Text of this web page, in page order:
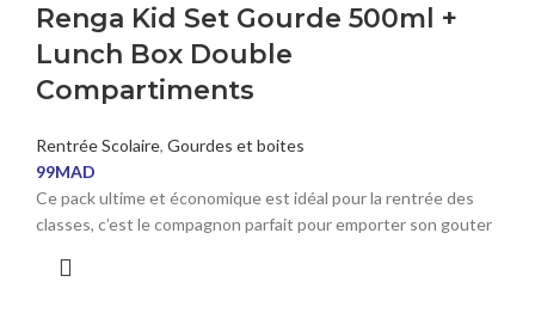
Renga Kid Set Gourde 500ml +
Lunch Box Double
Compartiments
Rentrée Scolaire, Gourdes et boites
99MAD
Ce pack ultime et économique est idéal pour la rentrée des
classes, c’est le compagnon parfait pour emporter son gouter